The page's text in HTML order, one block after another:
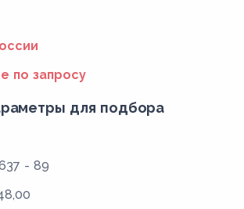
по запросу
для подбора
- 89